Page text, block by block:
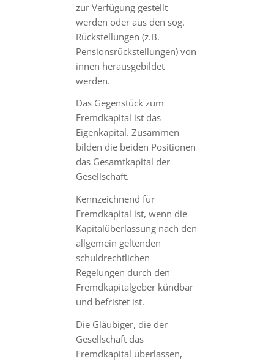
zur Verfügung gestellt
werden oder aus den sog.
Rückstellungen (z.B.
Pensionsrückstellungen) von
innen herausgebildet
werden.
Das Gegenstück zum
Fremdkapital ist das
Eigenkapital. Zusammen
bilden die beiden Positionen
das Gesamtkapital der
Gesellschaft.
Kennzeichnend für
Fremdkapital ist, wenn die
Kapitalüberlassung nach den
allgemein geltenden
schuldrechtlichen
Regelungen durch den
Fremdkapitalgeber kündbar
und befristet ist.
Die Gläubiger, die der
Gesellschaft das
Fremdkapital überlassen,